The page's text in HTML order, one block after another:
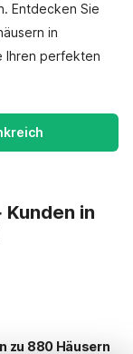
Entdecken Sie
in
Ihren perfekten
Kunden in
zu 880 Häusern